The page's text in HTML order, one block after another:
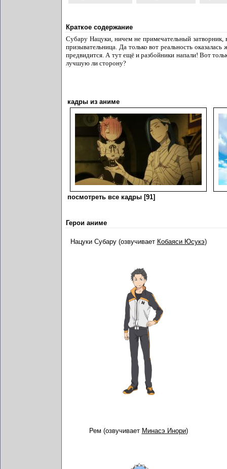
Краткое содержание
Субару Нацуки, ничем не примечательный затворник,
призывательница. Да только вот реальность
предвидится. А тут ещё и разбойники напали! Вот
лучшую ли сторону?
кадры из аниме
посмотреть все кадры [91]
Герои аниме
Нацуки Субару (озвучивает Кобаяси Юсукэ)
Рем (озвучивает Минасэ Инори)